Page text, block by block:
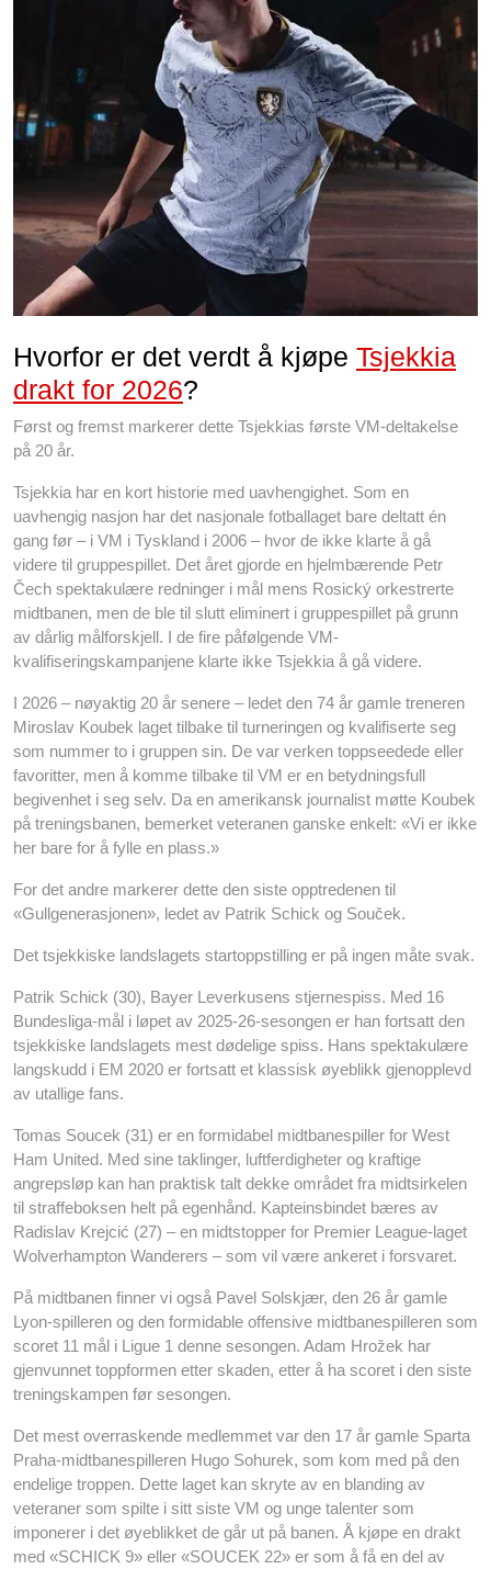
Hvorfor er det verdt å kjøpe Tsjekkia
drakt for 2026?
Først og fremst markerer dette Tsjekkias første VM-deltakelse
på 20 år.
Tsjekkia har en kort historie med uavhengighet. Som en
uavhengig nasjon har det nasjonale fotballaget bare deltatt én
gang før – i VM i Tyskland i 2006 – hvor de ikke klarte å gå
videre til gruppespillet. Det året gjorde en hjelmbærende Petr
Čech spektakulære redninger i mål mens Rosický orkestrerte
midtbanen, men de ble til slutt eliminert i gruppespillet på grunn
av dårlig målforskjell. I de fire påfølgende VM-
kvalifiseringskampanjene klarte ikke Tsjekkia å gå videre.
I 2026 – nøyaktig 20 år senere – ledet den 74 år gamle treneren
Miroslav Koubek laget tilbake til turneringen og kvalifiserte seg
som nummer to i gruppen sin. De var verken toppseedede eller
favoritter, men å komme tilbake til VM er en betydningsfull
begivenhet i seg selv. Da en amerikansk journalist møtte Koubek
på treningsbanen, bemerket veteranen ganske enkelt: «Vi er ikke
her bare for å fylle en plass.»
For det andre markerer dette den siste opptredenen til
«Gullgenerasjonen», ledet av Patrik Schick og Souček.
Det tsjekkiske landslagets startoppstilling er på ingen måte svak.
Patrik Schick (30), Bayer Leverkusens stjernespiss. Med 16
Bundesliga-mål i løpet av 2025-26-sesongen er han fortsatt den
tsjekkiske landslagets mest dødelige spiss. Hans spektakulære
langskudd i EM 2020 er fortsatt et klassisk øyeblikk gjenopplevd
av utallige fans.
Tomas Soucek (31) er en formidabel midtbanespiller for West
Ham United. Med sine taklinger, luftferdigheter og kraftige
angrepsløp kan han praktisk talt dekke området fra midtsirkelen
til straffeboksen helt på egenhånd. Kapteinsbindet bæres av
Radislav Krejcić (27) – en midtstopper for Premier League-laget
Wolverhampton Wanderers – som vil være ankeret i forsvaret.
På midtbanen finner vi også Pavel Solskjær, den 26 år gamle
Lyon-spilleren og den formidable offensive midtbanespilleren som
scoret 11 mål i Ligue 1 denne sesongen. Adam Hrožek har
gjenvunnet toppformen etter skaden, etter å ha scoret i den siste
treningskampen før sesongen.
Det mest overraskende medlemmet var den 17 år gamle Sparta
Praha-midtbanespilleren Hugo Sohurek, som kom med på den
endelige troppen. Dette laget kan skryte av en blanding av
veteraner som spilte i sitt siste VM og unge talenter som
imponerer i det øyeblikket de går ut på banen. Å kjøpe en drakt
med «SCHICK 9» eller «SOUCEK 22» er som å få en del av